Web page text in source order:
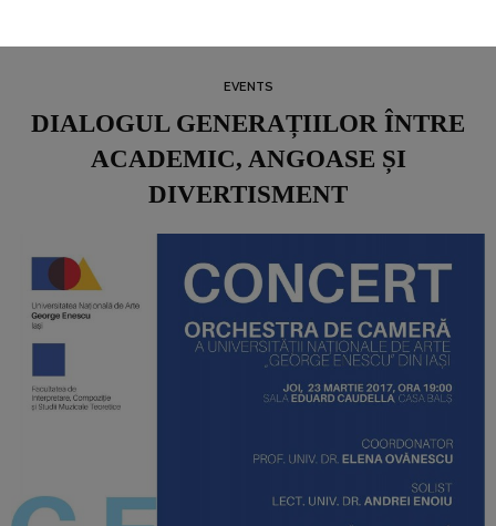
EVENTS
DIALOGUL GENERAȚIILOR ÎNTRE
ACADEMIC, ANGOASE ȘI
DIVERTISMENT